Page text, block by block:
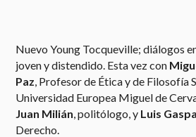
Nuevo Young Tocqueville; diálogos
joven y distendido. Esta vez con
Paz , Profesor de Ética y de Filosofía
Universidad Europea Miguel de
Juan Milián , politólogo, y Luis
Derecho.